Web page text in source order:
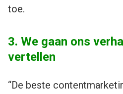
toe.
3. We gaan ons
vertellen
“De beste